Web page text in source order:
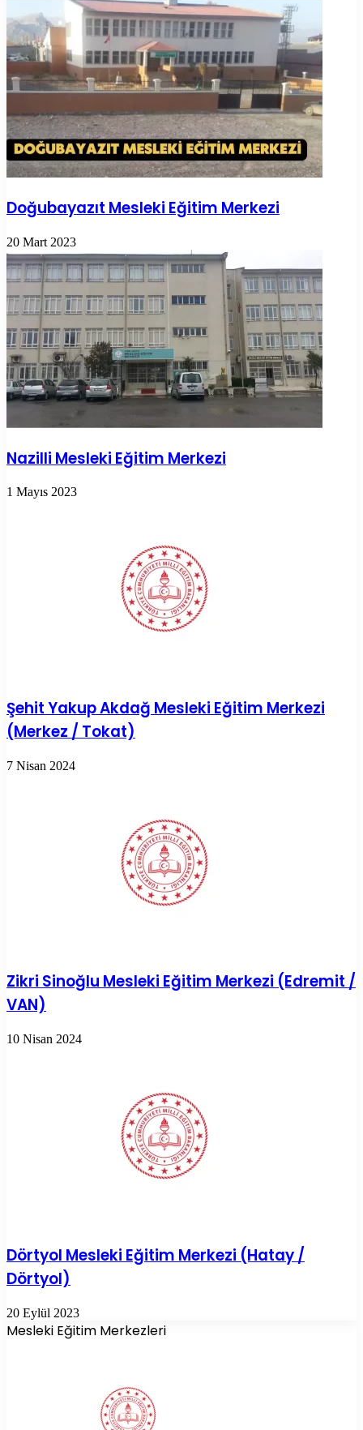
Doğubayazıt Mesleki Eğitim Merkezi
20 Mart 2023
Nazilli Mesleki Eğitim Merkezi
1 Mayıs 2023
Şehit Yakup Akdağ Mesleki Eğitim Merkezi
(Merkez / Tokat)
7 Nisan 2024
Zikri Sinoğlu Mesleki Eğitim Merkezi (Edremit /
VAN)
10 Nisan 2024
Dörtyol Mesleki Eğitim Merkezi (Hatay /
Dörtyol)
20 Eylül 2023
Mesleki Eğitim Merkezleri